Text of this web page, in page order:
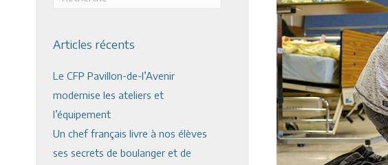
Articles récents
Le CFP Pavillon-de-l’Avenir
modernise les ateliers et
l’équipement
Un chef français livre à nos élèves
ses secrets de boulanger et de